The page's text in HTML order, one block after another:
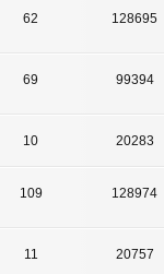
62 128695
69 99394
10 20283
109 128974
11 20757